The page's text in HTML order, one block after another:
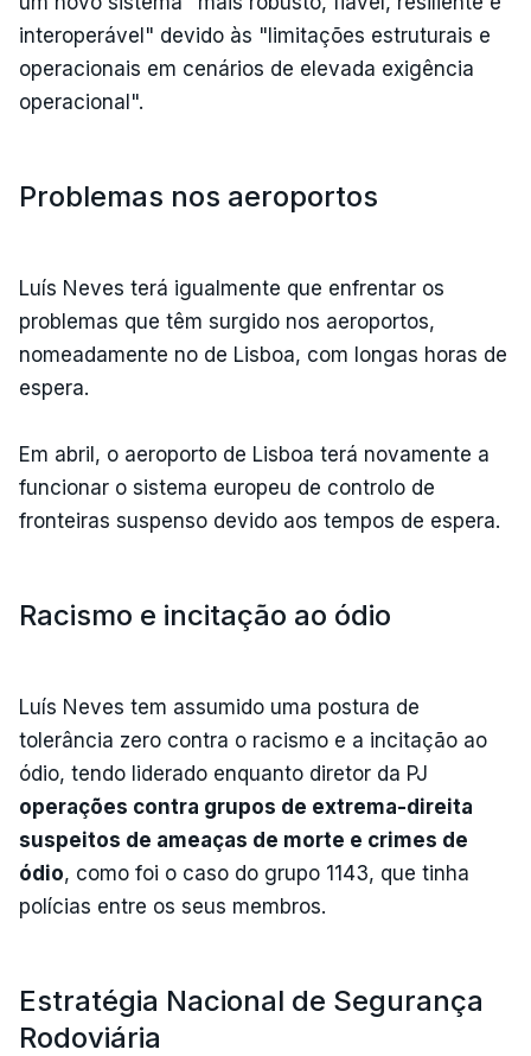
interoperável" devido às "limitações estruturais e
operacionais em cenários de elevada exigência
operacional".
Problemas nos aeroportos
Luís Neves terá igualmente que enfrentar os
problemas que têm surgido nos aeroportos,
nomeadamente no de Lisboa, com longas horas de
espera.
Em abril, o aeroporto de Lisboa terá novamente a
funcionar o sistema europeu de controlo de
fronteiras suspenso devido aos tempos de espera.
Racismo e incitação ao ódio
Luís Neves tem assumido uma postura de
tolerância zero contra o racismo e a incitação ao
ódio, tendo liderado enquanto diretor da PJ
operações contra grupos de extrema-direita
suspeitos de ameaças de morte e crimes de
ódio, como foi o caso do grupo 1143, que tinha
polícias entre os seus membros.
Estratégia Nacional de Segurança
Rodoviária